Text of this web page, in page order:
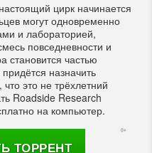
цирк начинается
могут одновременно
и лабораторией,
повседневности и
становится частью
назначить
это не трёхлетний
Roadside Research
на компьютер.
ТОРРЕНТ